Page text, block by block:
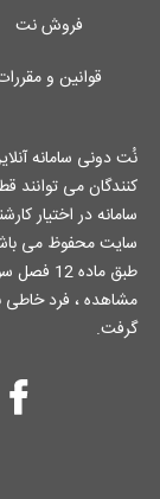
فروش نت
قوانین و
نُت دونی سامانه
کنندگان می
سامانه در اختیار
سایت محفوظ می
طبق
مشاهده ، فرد خاطی
گرفت.